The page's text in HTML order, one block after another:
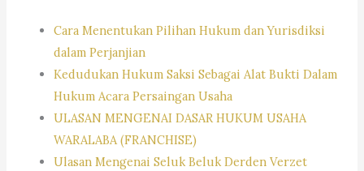
Cara Menentukan Pilihan Hukum dan Yurisdiksi
dalam Perjanjian
Kedudukan Hukum Saksi Sebagai Alat Bukti Dalam
Hukum Acara Persaingan Usaha
ULASAN MENGENAI DASAR HUKUM USAHA
WARALABA (FRANCHISE)
Ulasan Mengenai Seluk Beluk Derden Verzet